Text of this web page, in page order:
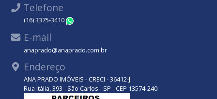
Telefone
(16) 3375-3410
E-mail
anaprado@anaprado.com.br
Endereço
ANA PRADO IMÓVEIS - CRECI - 36412-J
Rua Itália, 393 - São Carlos - SP - CEP 13574-240